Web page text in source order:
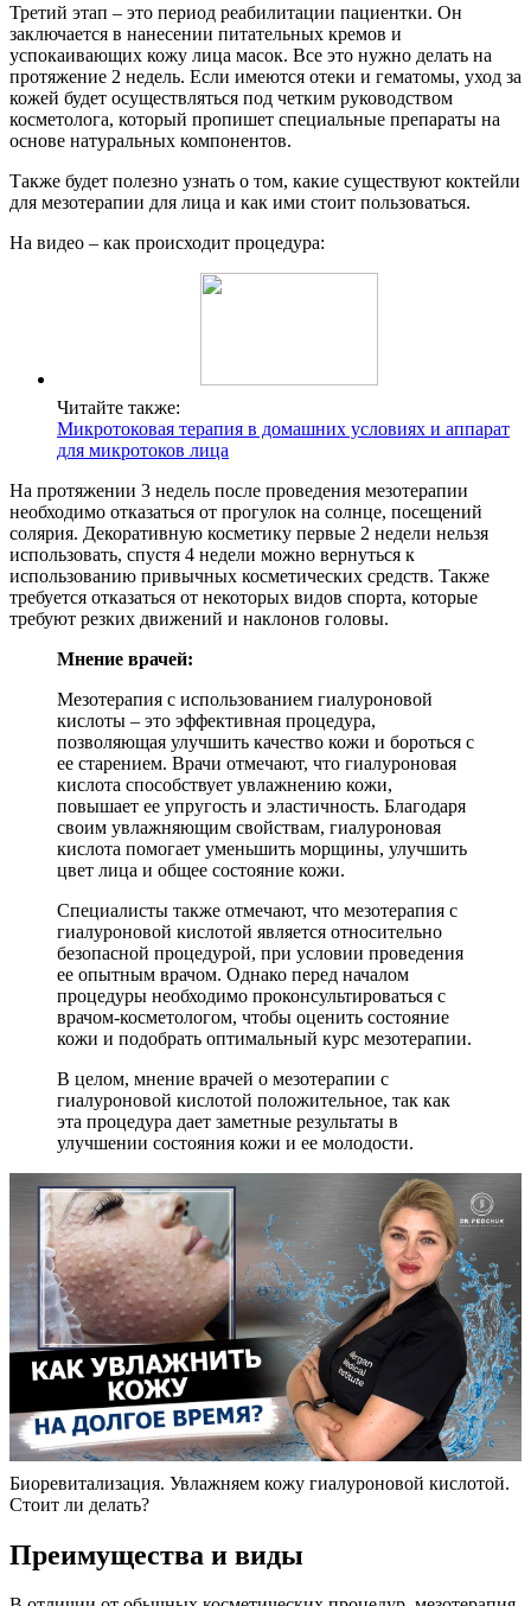
Третий этап – это период реабилитации пациентки. Он
заключается в нанесении питательных кремов и
успокаивающих кожу лица масок. Все это нужно делать на
протяжение 2 недель. Если имеются отеки и гематомы, уход за
кожей будет осуществляться под четким руководством
косметолога, который пропишет специальные препараты на
основе натуральных компонентов.
Также будет полезно узнать о том, какие существуют коктейли
для мезотерапии для лица и как ими стоит пользоваться.
На видео – как происходит процедура:
Читайте также:
Микротоковая терапия в домашних условиях и аппарат
для микротоков лица
На протяжении 3 недель после проведения мезотерапии
необходимо отказаться от прогулок на солнце, посещений
солярия. Декоративную косметику первые 2 недели нельзя
использовать, спустя 4 недели можно вернуться к
использованию привычных косметических средств. Также
требуется отказаться от некоторых видов спорта, которые
требуют резких движений и наклонов головы.
Мнение врачей:
Мезотерапия с использованием гиалуроновой
кислоты – это эффективная процедура,
позволяющая улучшить качество кожи и бороться с
ее старением. Врачи отмечают, что гиалуроновая
кислота способствует увлажнению кожи,
повышает ее упругость и эластичность. Благодаря
своим увлажняющим свойствам, гиалуроновая
кислота помогает уменьшить морщины, улучшить
цвет лица и общее состояние кожи.
Специалисты также отмечают, что мезотерапия с
гиалуроновой кислотой является относительно
безопасной процедурой, при условии проведения
ее опытным врачом. Однако перед началом
процедуры необходимо проконсультироваться с
врачом-косметологом, чтобы оценить состояние
кожи и подобрать оптимальный курс мезотерапии.
В целом, мнение врачей о мезотерапии с
гиалуроновой кислотой положительное, так как
эта процедура дает заметные результаты в
улучшении состояния кожи и ее молодости.
Биоревитализация. Увлажняем кожу гиалуроновой кислотой.
Стоит ли делать?
Преимущества и виды